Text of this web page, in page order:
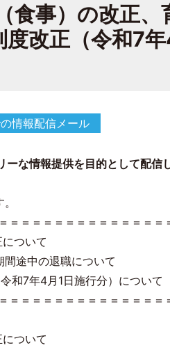
食事）の改正
改正（令和7
情報配信メール
な情報提供を目的として配信
＝＝＝＝＝＝＝＝＝＝＝＝＝＝
ついて
途中の退職について
和7年4月1日施行分）について
＝＝＝＝＝＝＝＝＝＝＝＝＝＝
ついて